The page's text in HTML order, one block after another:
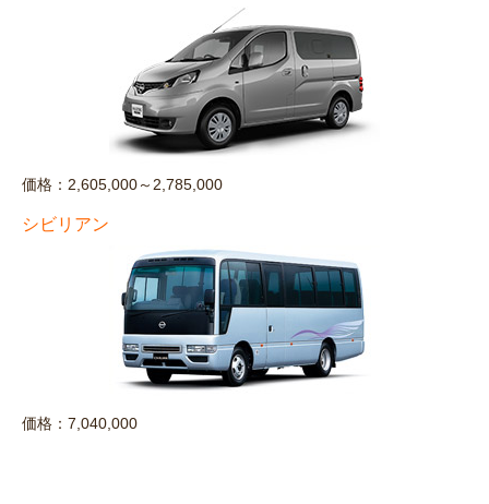
価格：2,605,000～2,785,000
シビリアン
価格：7,040,000